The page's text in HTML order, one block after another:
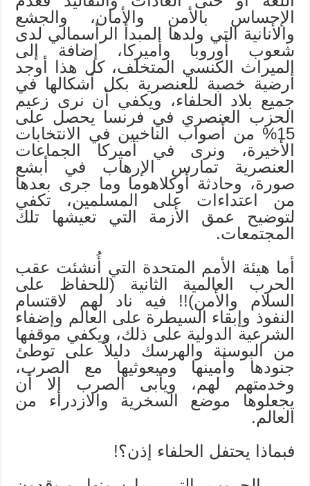
الإحساس بالأمن والأمان، والجشع
والأنانية التي ولدها المبدأ الرأسمالي لدى
شعوب أوروبا وأميركا، إضافة إلى
الميراث الكنسي المتخلف، كل هذا أوجد
أرضية خصبة للعنصرية بكل أشكالها في
جميع بلاد الحلفاء، ويكفي أن نرى زعيم
الحزب العنصري في فرنسا يحصل على
15% من أصواب الناخبين في الانتخابات
الأخيرة، ونرى في أميركا الجماعات
العنصرية تمارس الإرهاب في أبشع
صورة، وحادثة أوكلاهوما وما جرى بعدها
من اعتداءات على المسلمين، تكفي
لتوضيح عمق الأزمة التي تعيشها تلك
المجتمعات.
أما هيئة الأمم المتحدة التي أُنشئت عقب
الحرب العالمية الثانية (للحفاظ على
السلام والأمن)!! فيه ناد لهم لاقتسام
النفوذ وإبقاء السيطرة على العالم وإضفاء
الشرعية الدولية على ذلك، ويكفي موقفها
من البوسنة والهرسك دليلاً على توطئ
جنودها وأمينها ومبعوثيها مع الصرب،
وخدمتهم لهم، ويأبى الصرب إلا أن
يجعلوها موضع السخرية والازدراء من
العالم.
فبماذا يحتفل الحلفاء إذن؟!